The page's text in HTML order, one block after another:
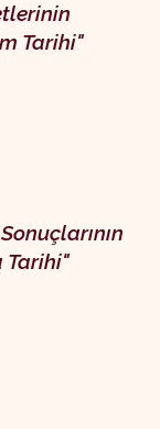
Tarihi"
Tarihi"